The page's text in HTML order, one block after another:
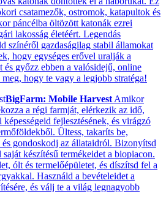
csatamezők, ostromok, katapultok és
páncélba öltözött katonák ezrei
lakosság életéért. Legendás
színéről gazdaságilag stabil államokat
hogy egységes erővel uralják a
győzz ebben a valósidejű, online
hogy te vagy a legjobb stratéga!
BigFarm: Mobile Harvest Amikor
a régi farmját, elérkezik az idő,
fejlesztésének, és virágzó
Ültess, takaríts be,
gondoskodj az állataidról. Bizonyítsd
készítésű termékeidet a biopiacon.
ólt és termelőépületet, és díszítsd fel a
Használd a bevételeidet a
és válj te a világ legnagyobb